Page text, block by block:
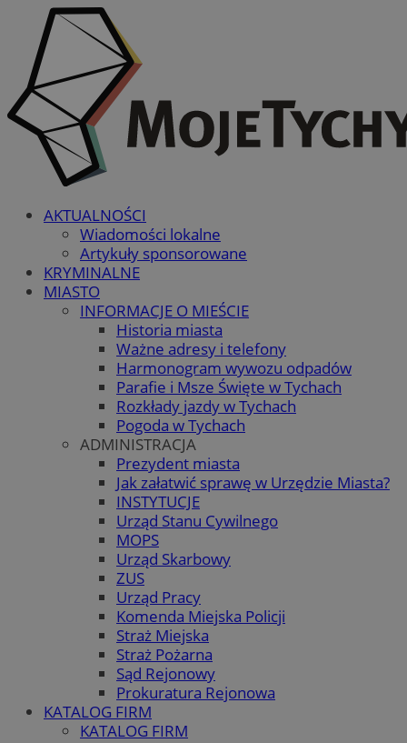
AKTUALNOŚCI
Wiadomości lokalne
Artykuły sponsorowane
KRYMINALNE
MIASTO
INFORMACJE O MIEŚCIE
Historia miasta
Ważne adresy i telefony
Harmonogram wywozu odpadów
Parafie i Msze Święte w Tychach
Rozkłady jazdy w Tychach
Pogoda w Tychach
ADMINISTRACJA
Prezydent miasta
Jak załatwić sprawę w Urzędzie Miasta?
INSTYTUCJE
Urząd Stanu Cywilnego
MOPS
Urząd Skarbowy
ZUS
Urząd Pracy
Komenda Miejska Policji
Straż Miejska
Straż Pożarna
Sąd Rejonowy
Prokuratura Rejonowa
KATALOG FIRM
KATALOG FIRM